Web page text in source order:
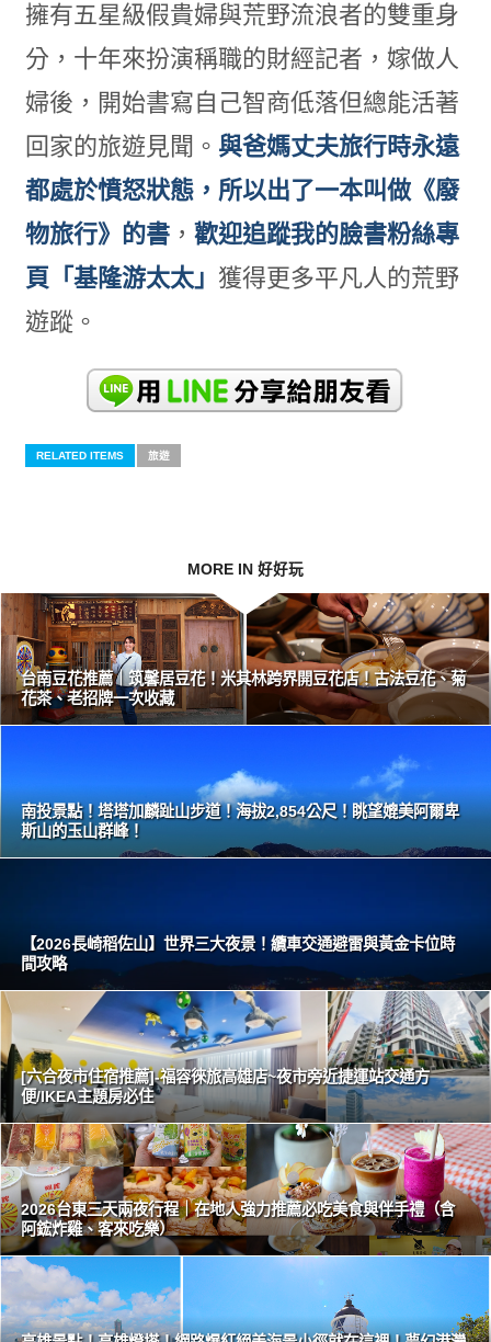
擁有五星級假貴婦與荒野流浪者的雙重身
分，十年來扮演稱職的財經記者，嫁做人
婦後，開始書寫自己智商低落但總能活著
回家的旅遊見聞。 與爸媽丈夫旅行時永遠
都處於憤怒狀態，所以出了一本叫做《廢
物旅行》的書， 歡迎追蹤我的臉書粉絲專
頁「基隆游太太」 獲得更多平凡人的荒野
遊蹤。
RELATED ITEMS 旅遊
MORE IN 好好玩
台南豆花推薦｜筑馨居豆花！米其林跨界開豆花店！古法豆花、菊
花茶、老招牌一次收藏
南投景點！塔塔加麟趾山步道！海拔2,854公尺！眺望媲美阿爾卑
斯山的玉山群峰！
【2026長崎稻佐山】世界三大夜景！纜車交通避雷與黃金卡位時
間攻略
[六合夜市住宿推薦]-福容徠旅高雄店~夜市旁近捷運站交通方
便/IKEA主題房必住
2026台東三天兩夜行程｜在地人強力推薦必吃美食與伴手禮（含
阿鋐炸雞、客來吃樂）